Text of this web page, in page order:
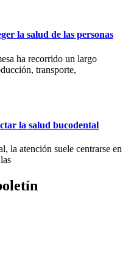
la salud de las personas
ha recorrido un largo
transporte,
la salud bucodental
la atención suele centrarse en